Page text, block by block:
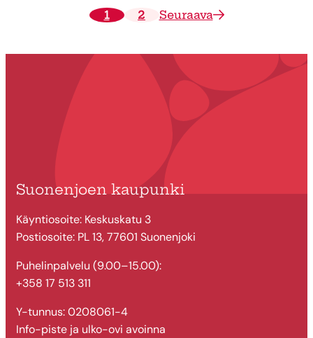
1 2 Seuraava
Suonenjoen kaupunki
Käyntiosoite: Keskuskatu 3
Postiosoite: PL 13, 77601 Suonenjoki
Puhelinpalvelu (9.00–15.00):
+358 17 513 311
Y-tunnus: 0208061-4
Info-piste ja ulko-ovi avoinna